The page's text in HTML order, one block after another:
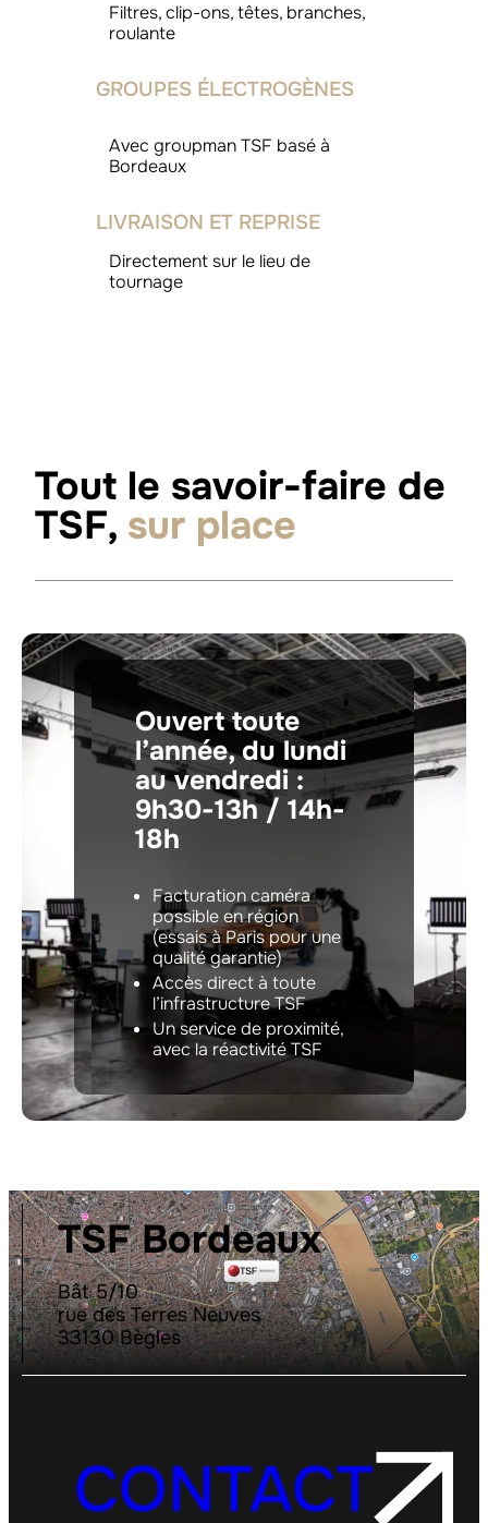
Filtres, clip-ons, têtes, branches,
roulante
GROUPES ÉLECTROGÈNES
Avec groupman TSF basé à
Bordeaux
LIVRAISON ET REPRISE
Directement sur le lieu de
tournage
Tout le savoir-faire de
TSF, sur place
Ouvert toute
l’année, du lundi
au vendredi :
9h30-13h / 14h-
18h
Facturation caméra
possible en région
(essais à Paris pour une
qualité garantie)
Accès direct à toute
l’infrastructure TSF
Un service de proximité,
avec la réactivité TSF
TSF Bordeaux
Bât 5/10
rue des Terres Neuves
33130 Bègles
CONTACT